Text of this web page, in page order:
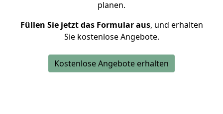
planen.
Füllen Sie jetzt das Formular aus, und erhalten
Sie kostenlose Angebote.
Kostenlose Angebote erhalten